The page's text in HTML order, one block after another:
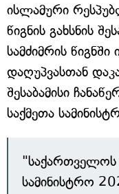
ისლამური
წიგნის გახსნის
სამძიმრის
დაღუპვასთან
შესაბამისი
საქმეთა
"საქართველოს
სამინისტრო